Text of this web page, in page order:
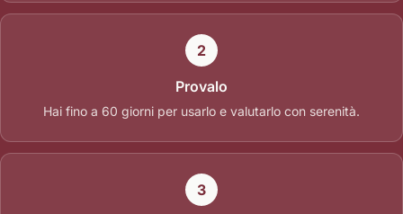
2
Provalo
Hai fino a 60 giorni per usarlo e valutarlo con serenità.
3